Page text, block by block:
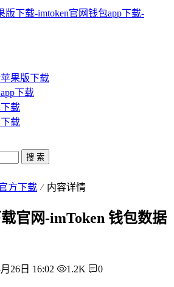
果版下载
下载
载
载
搜 索
方下载 内容详情
官网-imToken 钱包数据
26日 16:02 1.2K 0